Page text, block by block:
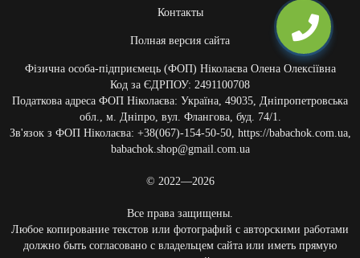
Контакты
Полная версия сайта
Фізична особа-підприємець (ФОП) Ніколаєва Олена Олексіївна
Код за ЄДРПОУ: 2491100708
Податкова адреса ФОП Ніколаєва: Україна, 49035, Дніпропетровська
обл., м. Дніпро, вул. Флангова, буд. 74/1.
Зв'язок з ФОП Ніколаєва: +38(067)-154-50-50, https://babachok.com.ua,
babachok.shop@gmail.com.ua
© 2022—2026
Все права защищены.
Любое копирование текстов или фотографий с авторскими работами
должно быть согласовано с владельцем сайта или иметь прямую